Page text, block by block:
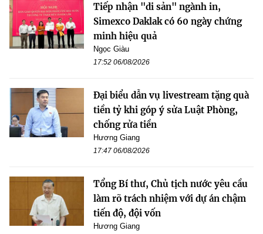
Tiếp nhận "di sản" ngành in,
Simexco Daklak có 60 ngày chứng
minh hiệu quả
Ngọc Giàu
17:52 06/08/2026
Đại biểu dẫn vụ livestream tặng quà
tiền tỷ khi góp ý sửa Luật Phòng,
chống rửa tiền
Hương Giang
17:47 06/08/2026
Tổng Bí thư, Chủ tịch nước yêu cầu
làm rõ trách nhiệm với dự án chậm
tiến độ, đội vốn
Hương Giang